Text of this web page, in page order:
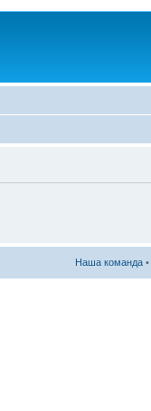
Наша команда •